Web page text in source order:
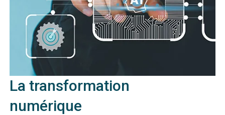
La transformation
numérique